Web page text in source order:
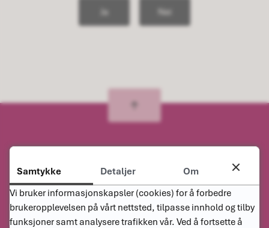
Ja Nei
Kontakt oss
Sentralbordet
38 34 91 00
Samtykke Detaljer
Om
Vi bruker informasjonskapsler (cookies) for å forbedre
brukeropplevelsen på vårt nettsted, tilpasse innhold og tilby
funksjoner samt analysere trafikken vår. Ved å fortsette å